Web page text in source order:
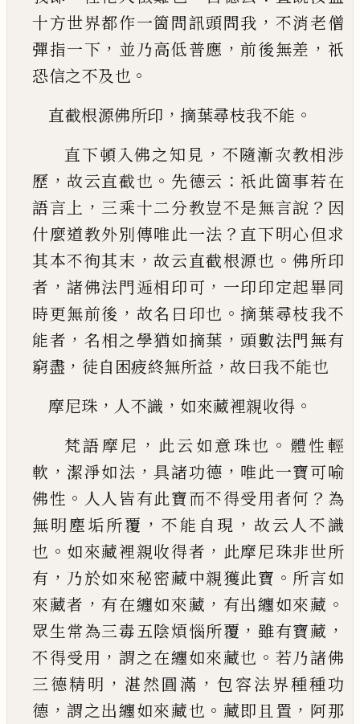
十方世界都作一箇問訊頭問我 ， 不消老僧
彈指一下 ， 並乃高低普應 ，前後無差 ， 祇
恐信之不及也 。
直截根源佛所印 ， 摘葉尋枝我不能 。
直下頓入佛之知見 ， 不隨漸次教相涉
歷 ，故云直截也 。 先德云 ： 祇此箇事若在
語言上 ， 三乘十二分教豈不是無言說 ？ 因
什麼道教外別傳唯此一法 ？ 直下明心但求
其本不徇其末 ，故云直截根源也 。佛所印
者 ，諸佛法門𮞏相印可 ， 一印印定起畢同
時更無前後 ， 故名曰印也 。 摘葉尋枝我不
能者 ， 名相之學猶如摘葉 ，頭數法門無有
窮盡 ， 徒自困疲終無所益 ， 故曰我不能也
摩尼珠 ， 人不識 ， 如來藏裡親收得 。
梵語摩尼 ， 此云如意珠也 。 體性輕
軟 ， 潔淨如法 ，具諸功德 ， 唯此一寶可喻
佛性 。 人人皆有此寶而不得受用者何 ？ 為
無明塵垢所覆 ， 不能自現 ， 故云人不識
也 。 如來藏裡親收得者 ， 此摩尼珠非世所
有 ， 乃於如來秘密藏中親獲此寶 。 所言如
來藏者 ， 有在纏如來藏 ， 有出纏如來藏 。
眾生常為三毒五陰煩惱所覆 ，雖有寶藏 ，
不得受用 ，謂之在纏如來藏也 。 若乃諸佛
三德精明 ， 湛然圓滿 ， 包容法界種種功
德 ，謂之出纏如來藏也 。 藏即且置 ， 阿那